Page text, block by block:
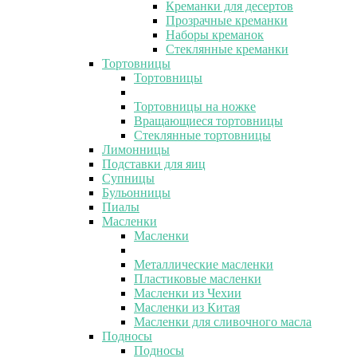
Креманки для десертов
Прозрачные креманки
Наборы креманок
Стеклянные креманки
Тортовницы
Тортовницы
Тортовницы на ножке
Вращающиеся тортовницы
Стеклянные тортовницы
Лимонницы
Подставки для яиц
Супницы
Бульонницы
Пиалы
Масленки
Масленки
Металлические масленки
Пластиковые масленки
Масленки из Чехии
Масленки из Китая
Масленки для сливочного масла
Подносы
Подносы